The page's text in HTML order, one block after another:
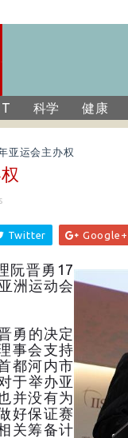
科学 健康
亚运会主办权
Twitter Google+
阮晋勇17
洲运动会
勇的决定
事会支持
都河内市
于举办亚
并没有为
好保证赛
关筹备计